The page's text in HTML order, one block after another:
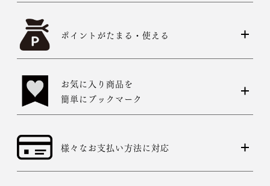
ポイントがたまる・使える
お気に入り商品を
簡単にブックマーク
様々なお支払い方法に対応